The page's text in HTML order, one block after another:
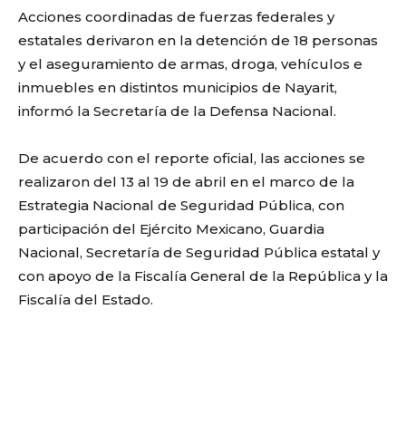
Acciones coordinadas de fuerzas federales y
estatales derivaron en la detención de 18 personas
y el aseguramiento de armas, droga, vehículos e
inmuebles en distintos municipios de Nayarit,
informó la Secretaría de la Defensa Nacional.
De acuerdo con el reporte oficial, las acciones se
realizaron del 13 al 19 de abril en el marco de la
Estrategia Nacional de Seguridad Pública, con
participación del Ejército Mexicano, Guardia
Nacional, Secretaría de Seguridad Pública estatal y
con apoyo de la Fiscalía General de la República y la
Fiscalía del Estado.